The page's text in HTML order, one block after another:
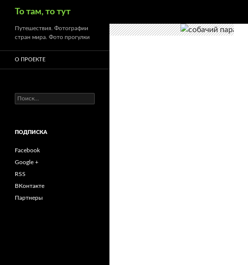
То там, то тут
Путешествия. Фотографии
стран мира. Фото прогулки
О ПРОЕКТЕ
Найти:
ПОДПИСКА
Facebook
Google +
RSS
ВКонтакте
Партнеры